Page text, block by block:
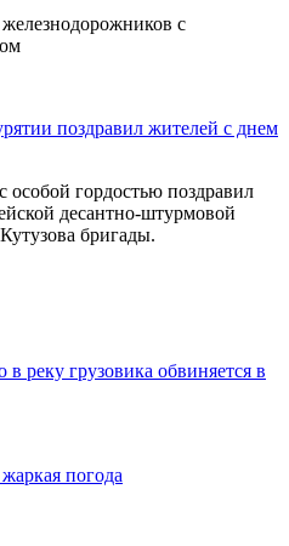
с
поздравил жителей с днем
особой гордостью поздравил
десантно-штурмовой
бригады.
реку грузовика обвиняется в
погода